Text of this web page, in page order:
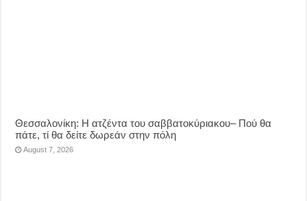
Θεσσαλονίκη: Η ατζέντα του σαββατοκύριακου– Πού θα
πάτε, τί θα δείτε δωρεάν στην πόλη
August 7, 2026